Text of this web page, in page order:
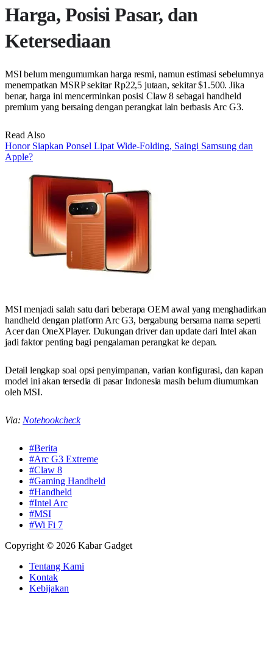
Harga, Posisi Pasar, dan
Ketersediaan
MSI belum mengumumkan harga resmi, namun estimasi sebelumnya
menempatkan MSRP sekitar Rp22,5 jutaan, sekitar $1.500. Jika
benar, harga ini mencerminkan posisi Claw 8 sebagai handheld
premium yang bersaing dengan perangkat lain berbasis Arc G3.
Read Also
Honor Siapkan Ponsel Lipat Wide-Folding, Saingi Samsung dan
Apple?
MSI menjadi salah satu dari beberapa OEM awal yang menghadirkan
handheld dengan platform Arc G3, bergabung bersama nama seperti
Acer dan OneXPlayer. Dukungan driver dan update dari Intel akan
jadi faktor penting bagi pengalaman perangkat ke depan.
Detail lengkap soal opsi penyimpanan, varian konfigurasi, dan kapan
model ini akan tersedia di pasar Indonesia masih belum diumumkan
oleh MSI.
Via: Notebookcheck
#Berita
#Arc G3 Extreme
#Claw 8
#Gaming Handheld
#Handheld
#Intel Arc
#MSI
#Wi Fi 7
Copyright © 2026 Kabar Gadget
Tentang Kami
Kontak
Kebijakan